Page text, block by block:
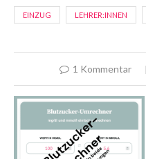
EINZUG LEHRER:INNEN
1 Kommentar